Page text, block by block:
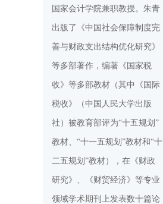
国家会计学院兼职教授。朱青
出版了《中国社会保障制度完
善与财政支出结构优化研究》
等多部著作，编著《国家税
收》等多部教材（其中《国际
税收》（中国人民大学出版
社）被教育部评为“十五规划”
教材、“十一五规划”教材和“十
二五规划”教材），在《财政
研究》、《财贸经济》等专业
领域学术期刊上发表数十篇论